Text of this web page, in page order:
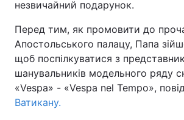
Київ Львів
Дніпро Харків
Одеса
незвичайний подарунок.
Перед тим, як промовити до
Апостольського палацу, Папа
щоб поспілкуватися з
шанувальників модельного ряду
«Vespa» - «Vespa nel Tempo»,
Ватикану.